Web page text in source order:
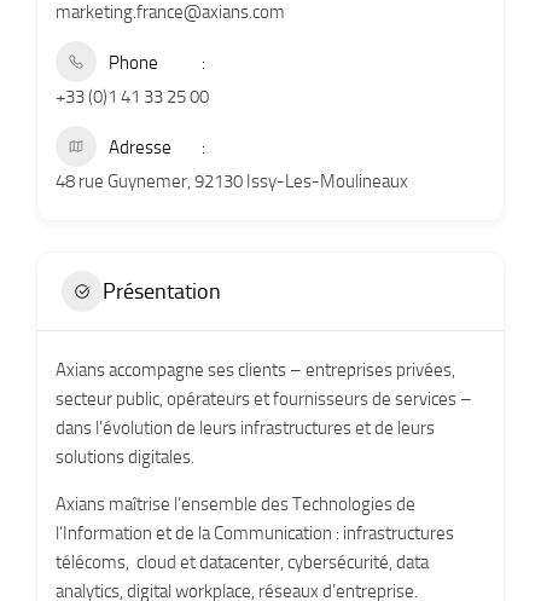
marketing.france@axians.com
Phone
+33 (0)1 41 33 25 00
Adresse
48 rue Guynemer, 92130 Issy-Les-Moulineaux
Présentation
Axians accompagne ses clients – entreprises privées,
secteur public, opérateurs et fournisseurs de services –
dans l’évolution de leurs infrastructures et de leurs
solutions digitales.
Axians maîtrise l’ensemble des Technologies de
l’Information et de la Communication : infrastructures
télécoms, cloud et datacenter, cybersécurité, data
analytics, digital workplace, réseaux d’entreprise.